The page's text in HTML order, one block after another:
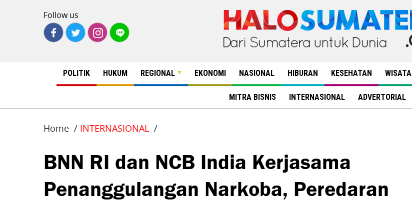
Follow us
POLITIK HUKUM REGIONAL EKONOMI NASIONAL HIBURAN KESEHATAN WISATA
MITRA BISNIS INTERNASIONAL ADVERTORIAL
Home INTERNASIONAL
BNN RI dan NCB India Kerjasama
Penanggulangan Narkoba, Peredaran